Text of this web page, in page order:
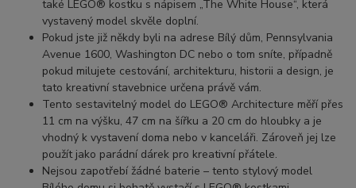
také LEGO® kostku s nápisem „The White House“, která
vystavený model skvěle doplní.
Pokud jste již někdy byli na adrese Bílý dům, Pennsylvania
Avenue 1600, Washington DC nebo o tom sníte, případně
pokud milujete cestování, architekturu, historii a design, je
tato kreativní stavebnice určena právě vám.
Tento sestavitelný model do LEGO® Architecture měří přes
11 cm na výšku, 47 cm na šířku a 20 cm do hloubky a je
vhodný k vystavení doma nebo v kanceláři. Zároveň jej lze
použít jako parádní dárek pro kreativní přátele.
Nejsou zapotřebí žádné baterie – tento stylový model